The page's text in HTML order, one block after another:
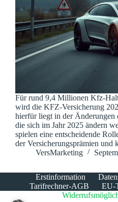
Für rund 9,4 Millionen Kfz-
wird die KFZ-Versicherung
hierfür liegt in der Änderungen
die sich im Jahr 2025 ändern
spielen eine entscheidende
der Versicherungsprämien
VersMarketing
Erstinformation
Tarifrechner-AGB
EU-